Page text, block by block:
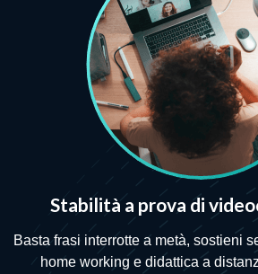
Stabilità a prova di
Basta frasi interrotte a metà, sostieni
home working e didattica a